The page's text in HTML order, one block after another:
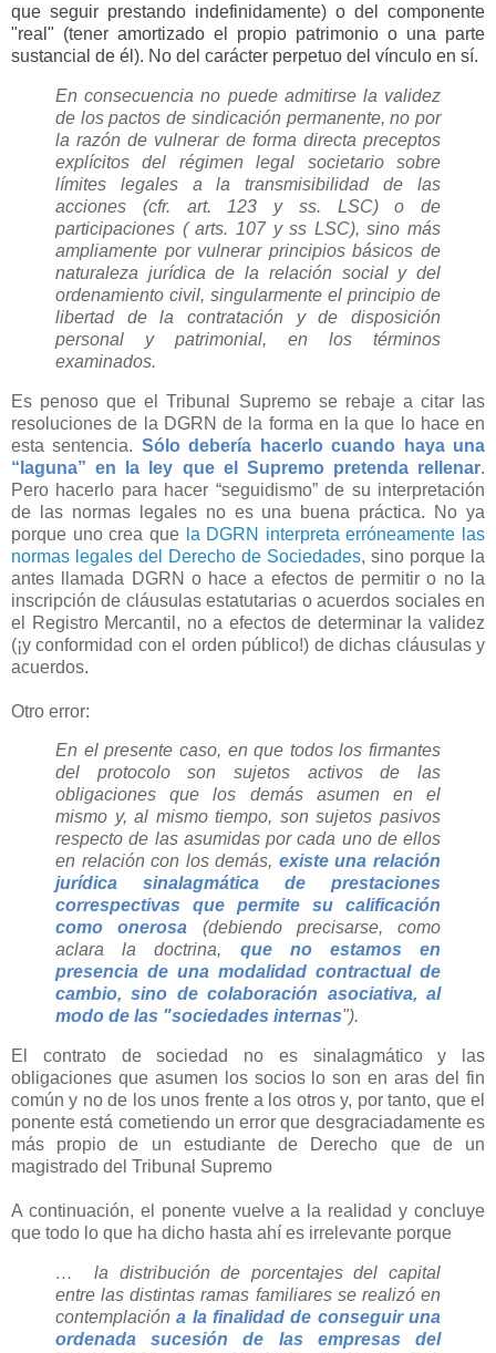
que seguir prestando indefinidamente) o del componente
"real" (tener amortizado el propio patrimonio o una parte
sustancial de él). No del carácter perpetuo del vínculo en sí.
En consecuencia no puede admitirse la validez
de los pactos de sindicación permanente, no por
la razón de vulnerar de forma directa preceptos
explícitos del régimen legal societario sobre
límites legales a la transmisibilidad de las
acciones (cfr. art. 123 y ss. LSC) o de
participaciones ( arts. 107 y ss LSC), sino más
ampliamente por vulnerar principios básicos de
naturaleza jurídica de la relación social y del
ordenamiento civil, singularmente el principio de
libertad de la contratación y de disposición
personal y patrimonial, en los términos
examinados.
Es penoso que el Tribunal Supremo se rebaje a citar las
resoluciones de la DGRN de la forma en la que lo hace en
esta sentencia. Sólo debería hacerlo cuando haya una
“laguna” en la ley que el Supremo pretenda rellenar.
Pero hacerlo para hacer “seguidismo” de su interpretación
de las normas legales no es una buena práctica. No ya
porque uno crea que la DGRN interpreta erróneamente las
normas legales del Derecho de Sociedades, sino porque la
antes llamada DGRN o hace a efectos de permitir o no la
inscripción de cláusulas estatutarias o acuerdos sociales en
el Registro Mercantil, no a efectos de determinar la validez
(¡y conformidad con el orden público!) de dichas cláusulas y
acuerdos.
Otro error:
En el presente caso, en que todos los firmantes
del protocolo son sujetos activos de las
obligaciones que los demás asumen en el
mismo y, al mismo tiempo, son sujetos pasivos
respecto de las asumidas por cada uno de ellos
en relación con los demás, existe una relación
jurídica sinalagmática de prestaciones
correspectivas que permite su calificación
como onerosa (debiendo precisarse, como
aclara la doctrina, que no estamos en
presencia de una modalidad contractual de
cambio, sino de colaboración asociativa, al
modo de las "sociedades internas").
El contrato de sociedad no es sinalagmático y las
obligaciones que asumen los socios lo son en aras del fin
común y no de los unos frente a los otros y, por tanto, que el
ponente está cometiendo un error que desgraciadamente es
más propio de un estudiante de Derecho que de un
magistrado del Tribunal Supremo
A continuación, el ponente vuelve a la realidad y concluye
que todo lo que ha dicho hasta ahí es irrelevante porque
… la distribución de porcentajes del capital
entre las distintas ramas familiares se realizó en
contemplacióna la finalidad de conseguir una
ordenada sucesión de las empresas del